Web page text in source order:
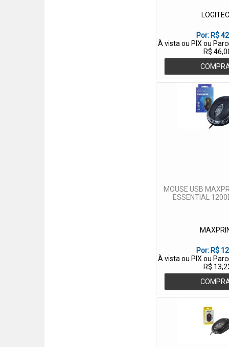
Por: R$
À vista ou PIX ou
R$
MOUSE USB
ESSENTIAL
Por: R$
À vista ou PIX ou
R$